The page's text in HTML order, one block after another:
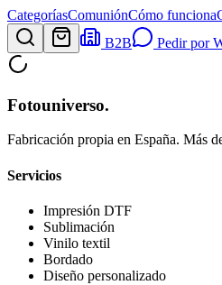
CategoríasComuniónCómo funciona
B2B
Pedir por
Fotouniverso.
Fabricación propia en España. Más
Servicios
Impresión DTF
Sublimación
Vinilo textil
Bordado
Diseño personalizado